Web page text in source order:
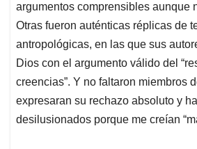
argumentos comprensibles aunque
Otras fueron auténticas réplicas de
antropológicas, en las que sus
Dios con el argumento válido del
creencias”. Y no faltaron miembros
expresaran su rechazo absoluto y
desilusionados porque me creían